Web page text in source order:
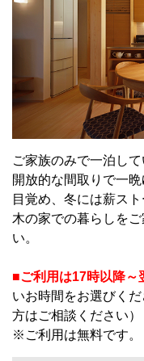
ご家族のみで一泊し
開放的な間取りで一
目覚め、冬には薪スト
木の家での暮らしを
い。
■ご利用は17時以降～
いお時間をお選びく
方はご相談ください）
※ご利用は無料です。